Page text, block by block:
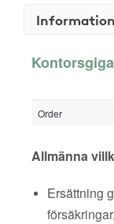
Information
Order
Allmänna
Ersättning